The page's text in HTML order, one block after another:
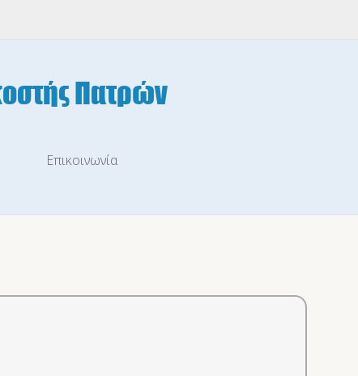
Επικοινωνία